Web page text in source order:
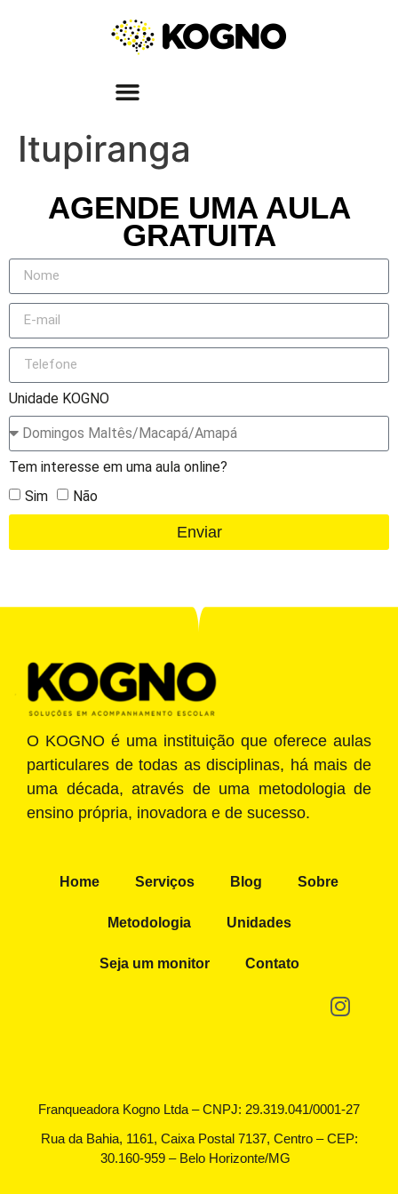
Itupiranga
AGENDE UMA AULA
GRATUITA
Unidade KOGNO
Tem interesse em uma aula online?
Sim
Não
Enviar
O KOGNO é uma instituição que oferece aulas
particulares de todas as disciplinas, há mais de
uma década, através de uma metodologia de
ensino própria, inovadora e de sucesso.
Home Serviços Blog Sobre
Metodologia Unidades
Seja um monitor Contato
Franqueadora Kogno Ltda – CNPJ: 29.319.041/0001-27
Rua da Bahia, 1161, Caixa Postal 7137, Centro – CEP:
30.160-959 – Belo Horizonte/MG